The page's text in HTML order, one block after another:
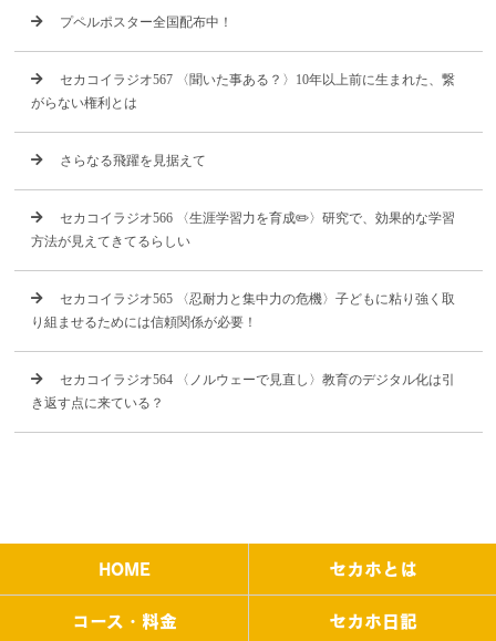
プペルポスター全国配布中！
セカコイラジオ567 〈聞いた事ある？〉10年以上前に生まれた、繋
がらない権利とは
さらなる飛躍を見据えて
セカコイラジオ566 〈生涯学習力を育成✏️〉研究で、効果的な学習
方法が見えてきてるらしい
セカコイラジオ565 〈忍耐力と集中力の危機〉子どもに粘り強く取
り組ませるためには信頼関係が必要！
セカコイラジオ564 〈ノルウェーで見直し〉教育のデジタル化は引
き返す点に来ている？
HOME セカホとは
コース・料金 セカホ日記